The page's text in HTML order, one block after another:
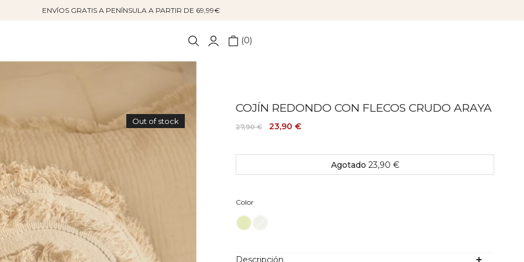
ENVÍOS GRATIS A PENÍNSULA A PARTIR DE 69,99€
0
Out of stock
COJÍN REDONDO CON FLECOS CRUDO ARAYA
27,90 € 23,90 €
ColorColor
Agotado 23,90 €
Descripción